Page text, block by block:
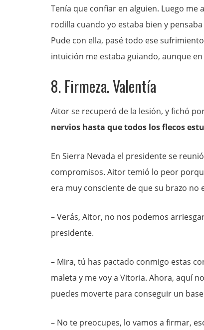
Tenía que confiar en alguien. Luego
rodilla cuando yo estaba bien y
Pude con ella, pasé todo ese
intuición me estaba guiando, aunque
8. Firmeza. Valentía
Aitor se recuperó de la lesión, y fichó
nervios hasta que todos los flecos
En Sierra Nevada el presidente se
compromisos. Aitor temió lo peor
era muy consciente de que su brazo no
– Verás, Aitor, no nos podemos
presidente.
– Mira, tú has pactado conmigo estas
maleta y me voy a Vitoria. Ahora, aquí
puedes moverte para conseguir un
– No te preocupes, lo vamos a firmar,